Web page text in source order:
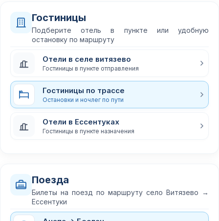
Гостиницы
Подберите отель в пункте или удобную
остановку по маршруту
Отели в селе витязево
Гостиницы в пункте отправления
Гостиницы по трассе
Остановки и ночлег по пути
Отели в Ессентуках
Гостиницы в пункте назначения
Поезда
Билеты на поезд по маршруту село Витязево →
Ессентуки